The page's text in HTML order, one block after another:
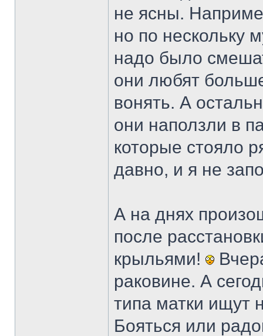
не ясны.
но по нескольку
надо было
они любят
вонять. А
они наползли в
которые стояло
давно, и я не
А на днях
после
крыльями!
раковине. А
типа матки ищут
Бояться или